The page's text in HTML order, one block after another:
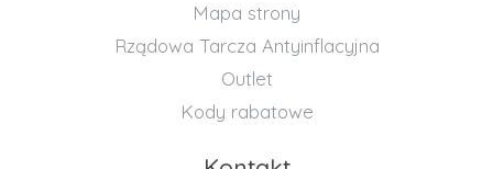
Mapa strony
Rządowa Tarcza Antyinflacyjna
Outlet
Kody rabatowe